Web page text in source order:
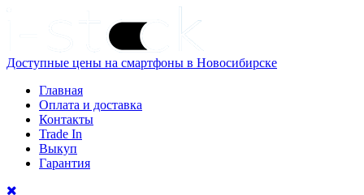
Доступные цены на смартфоны в Новосибирске
Главная
Оплата и доставка
Контакты
Trade In
Выкуп
Гарантия